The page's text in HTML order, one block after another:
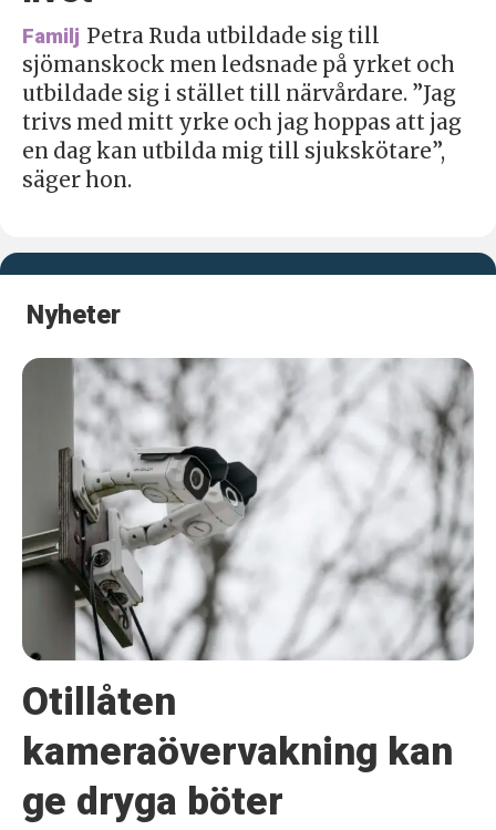
Familj Petra Ruda utbildade sig till
sjömanskock men ledsnade på yrket och
utbildade sig i stället till närvårdare. ”Jag
trivs med mitt yrke och jag hoppas att jag
en dag kan utbilda mig till sjukskötare”,
säger hon.
Nyheter
Otillåten
kameraövervakning kan
ge dryga böter